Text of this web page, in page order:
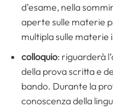
d’esame, nella
aperte sulle materie
multipla sulle materie
colloquio: riguarderà
della prova scritta e
bando. Durante la
conoscenza della